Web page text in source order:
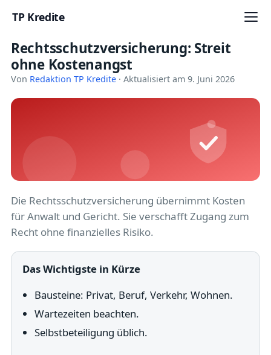
TP Kredite
Startseite
Kredite
Ratgeber
Kreditkarten
Versicherung
Baufinanzierung
Rechtsschutzversicherung: Streit
ohne Kostenangst
Von Redaktion TP Kredite · Aktualisiert am 9. Juni 2026
Die Rechtsschutzversicherung übernimmt Kosten
für Anwalt und Gericht. Sie verschafft Zugang zum
Recht ohne finanzielles Risiko.
Das Wichtigste in Kürze
Bausteine: Privat, Beruf, Verkehr, Wohnen.
Wartezeiten beachten.
Selbstbeteiligung üblich.